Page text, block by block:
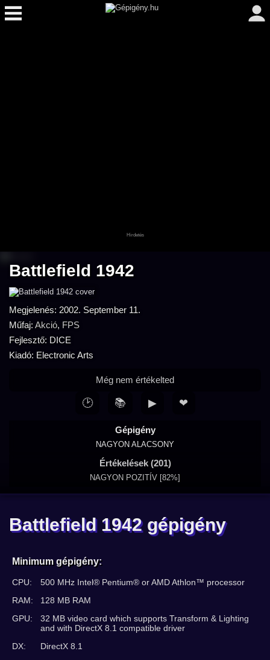
Battlefield 1942
Megjelenés: 2002. September 11.
Műfaj: Akció, FPS
Fejlesztő: DICE
Kiadó: Electronic Arts
Gépigény
NAGYON ALACSONY
Értékelések (201)
NAGYON POZITÍV [82%]
Még nem értékelted
🕑 📚 ▶ ❤
Battlefield 1942 gépigény
Minimum gépigény:
CPU:
500 MHz Intel® Pentium® or AMD Athlon™ processor
RAM:
128 MB RAM
GPU:
32 MB video card which supports Transform & Lighting
and with DirectX 8.1 compatible driver
DX:
DirectX 8.1